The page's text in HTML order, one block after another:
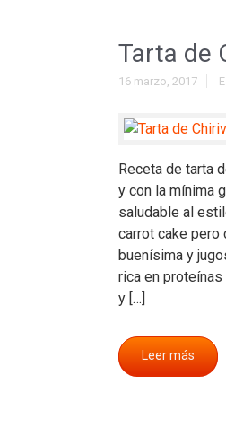
Tarta de
16 marzo, 2017
Receta de tarta
y con la mínima
saludable al
carrot cake pero
buenísima y
rica en
y […]
Leer más